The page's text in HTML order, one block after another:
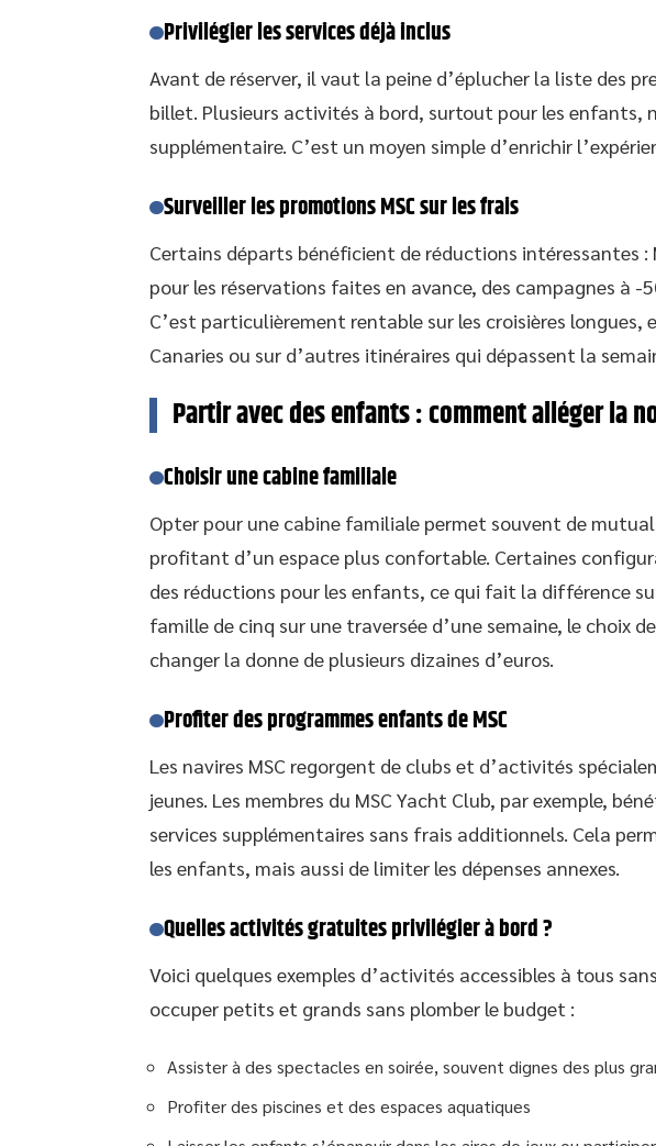
Privilégier les services déjà inclus
Avant de réserver, il vaut la peine d’éplucher la liste des
billet. Plusieurs activités à bord, surtout pour les enfants,
supplémentaire. C’est un moyen simple d’enrichir
Surveiller les promotions MSC sur les frais
Certains départs bénéficient de réductions intéressantes :
pour les réservations faites en avance, des campagnes à -
C’est particulièrement rentable sur les croisières longues,
Canaries ou sur d’autres itinéraires qui dépassent la
Partir avec des enfants : comment alléger la
Choisir une cabine familiale
Opter pour une cabine familiale permet souvent de
profitant d’un espace plus confortable. Certaines
des réductions pour les enfants, ce qui fait la différence
famille de cinq sur une traversée d’une semaine, le choix
changer la donne de plusieurs dizaines d’euros.
Profiter des programmes enfants de MSC
Les navires MSC regorgent de clubs et d’activités
jeunes. Les membres du MSC Yacht Club, par exemple,
services supplémentaires sans frais additionnels. Cela
les enfants, mais aussi de limiter les dépenses annexes.
Quelles activités gratuites privilégier à bord ?
Voici quelques exemples d’activités accessibles à tous
occuper petits et grands sans plomber le budget :
Assister à des spectacles en soirée, souvent dignes des plus
Profiter des piscines et des espaces aquatiques